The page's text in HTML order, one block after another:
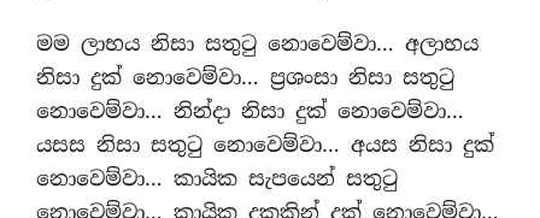
මම ලාභය නිසා සතුටු නොවෙම්වා… අලාභය
නිසා දුක් නොවෙම්වා… ප‍්‍රශංසා නිසා සතුටු
නොවෙම්වා… නින්දා නිසා දුක් නොවෙම්වා…
යසස නිසා සතුටු නොවෙම්වා… අයස නිසා දුක්
නොවෙම්වා… කායික සැපයෙන් සතුටු
නොවෙම්වා… කායික දුකකින් දුක් නොවෙම්වා…